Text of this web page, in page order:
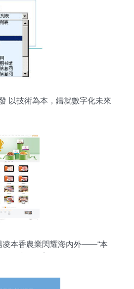
以技術為本，鑄就數字化未來
凌本香農業閃耀海內外——“本